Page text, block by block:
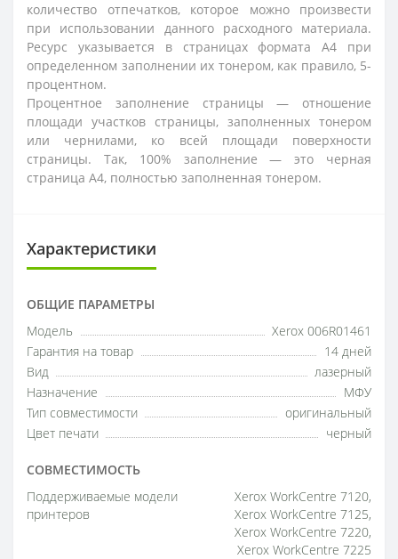
количество отпечатков, которое можно произвести
при использовании данного расходного материала.
Ресурс указывается в страницах формата А4 при
определенном заполнении их тонером, как правило, 5-
процентном.
Процентное заполнение страницы — отношение
площади участков страницы, заполненных тонером
или чернилами, ко всей площади поверхности
страницы. Так, 100% заполнение — это черная
страница А4, полностью заполненная тонером.
Характеристики
ОБЩИЕ ПАРАМЕТРЫ
Модель
Xerox 006R01461
Гарантия на товар
14 дней
Вид
лазерный
Назначение
МФУ
Тип совместимости
оригинальный
Цвет печати
черный
СОВМЕСТИМОСТЬ
Поддерживаемые модели
принтеров
Xerox WorkCentre 7120,
Xerox WorkCentre 7125,
Xerox WorkCentre 7220,
Xerox WorkCentre 7225